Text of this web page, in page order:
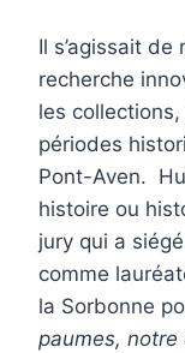
Il s’agissait
recherche
les
périodes
Pont-Aven.
histoire ou
jury qui a
comme
la Sorbonne
paumes, notre